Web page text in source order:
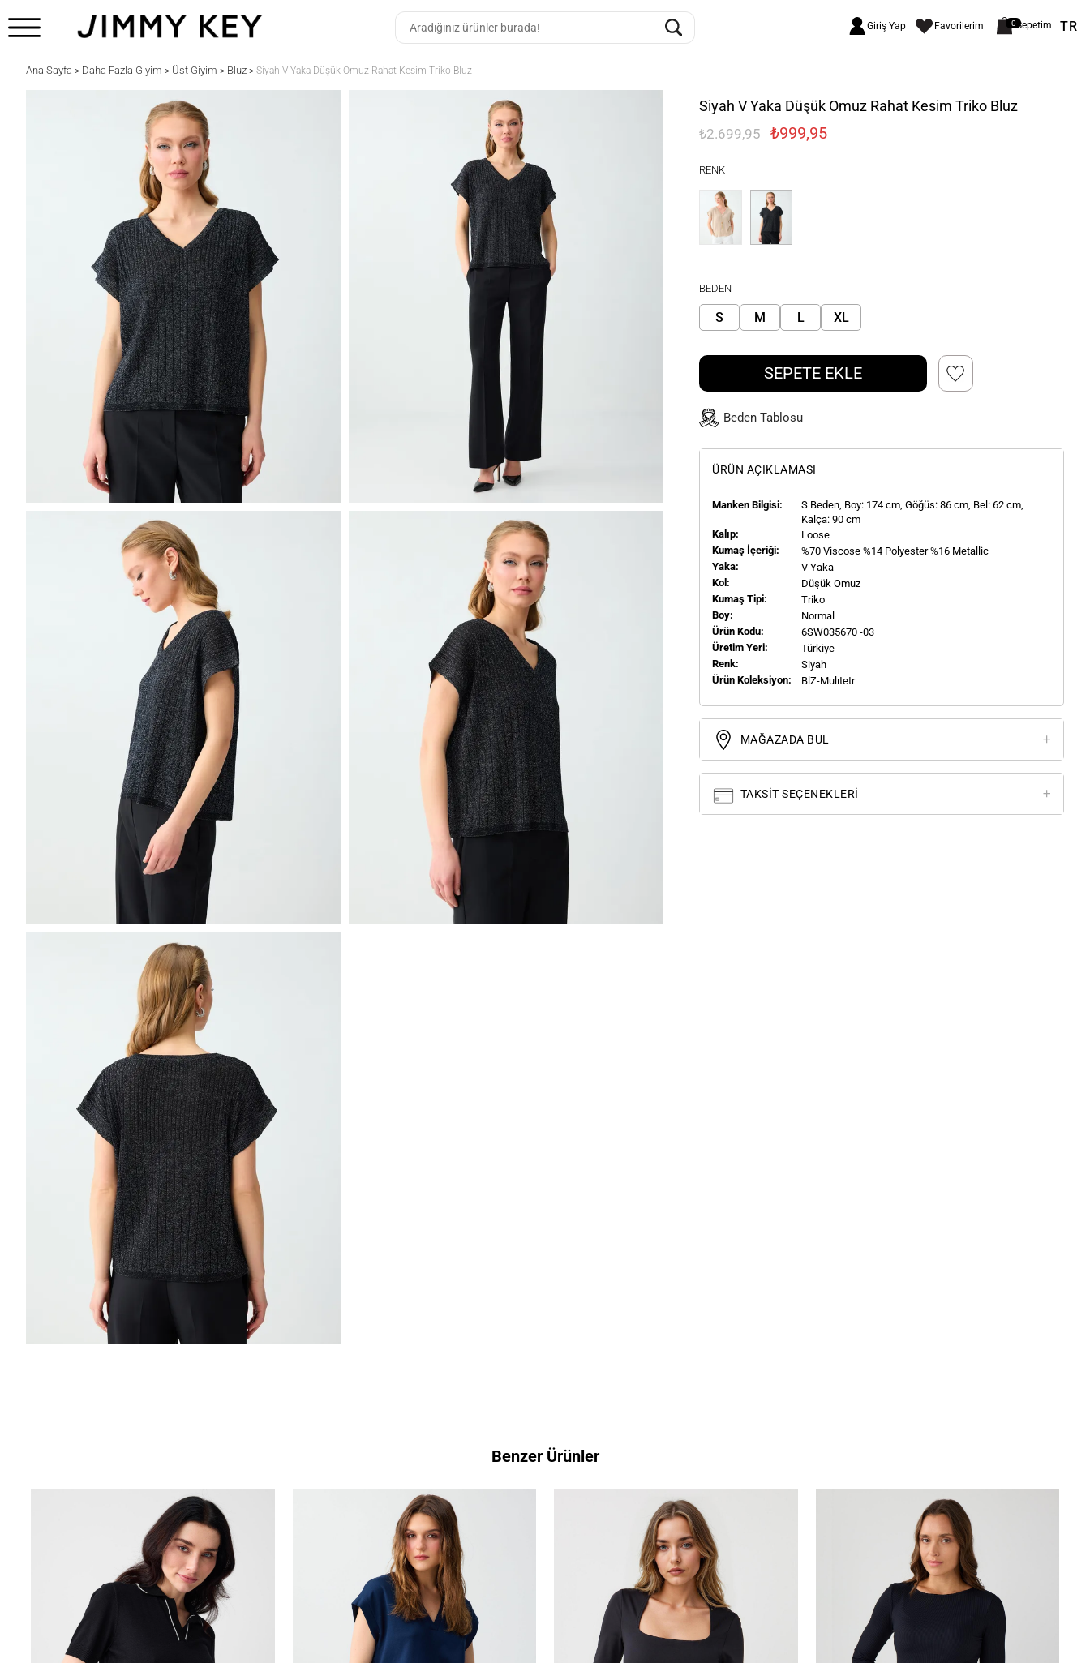
Giriş Yap Favorilerim 0Sepetim TR
Ana Sayfa > Daha Fazla Giyim > Üst Giyim > Bluz > Siyah V Yaka Düşük Omuz Rahat Kesim Triko Bluz
Siyah V Yaka Düşük Omuz Rahat Kesim Triko Bluz
₺2.699,95 ₺999,95
RENK
BEDEN
S M L XL
SEPETE EKLE
Beden Tablosu
ÜRÜN AÇIKLAMASI
Manken Bilgisi: S Beden, Boy: 174 cm, Göğüs: 86 cm, Bel: 62 cm,
Kalça: 90 cm
Kalıp:
Loose
Kumaş İçeriği:
%70 Viscose %14 Polyester %16 Metallic
Yaka:
V Yaka
Kol:
Düşük Omuz
Kumaş Tipi:
Triko
Boy:
Normal
Ürün Kodu:
6SW035670 -03
Üretim Yeri:
Türkiye
Renk:
Siyah
Ürün Koleksiyon:
BlZ-Mulıtetr
MAĞAZADA BUL
TAKSIT SEÇENEKLERI
Benzer Ürünler